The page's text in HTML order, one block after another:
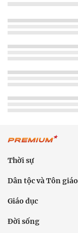
Thời sự
Dân tộc và Tôn giáo
Giáo dục
Đời sống